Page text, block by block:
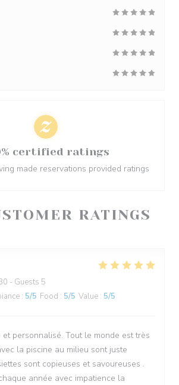
RATINGS
- Guests 5
: 5/5 Food : 5/5 Value : 5/5
personnalisé. Tout le monde est très
la piscine au milieu sont juste
sont copieuses et savoureuses .
année avec impatience la
certified ratings
made reservations provided ratings